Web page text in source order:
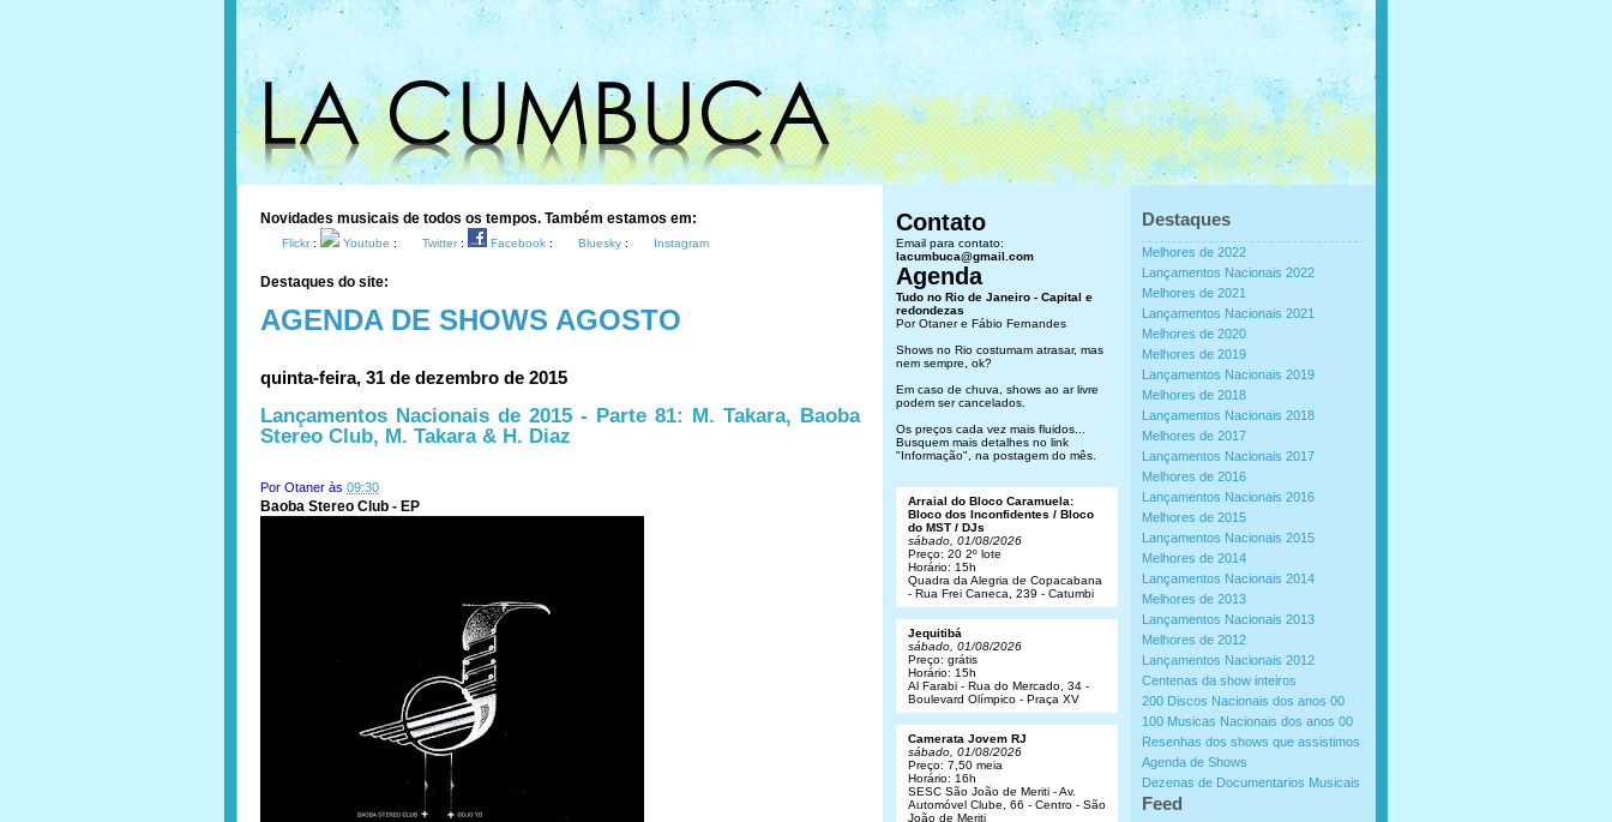
Novidades musicais de todos os tempos. Também estamos em:
Flickr: Youtube : Twitter: Facebook : Bluesky : Instagram
Destaques do site:
AGENDA DE SHOWS AGOSTO
quinta-feira, 31 de dezembro de 2015
Lançamentos Nacionais de 2015 - Parte 81: M. Takara, Baoba
Stereo Club, M. Takara & H. Diaz
Por Otaner às 09:30
Baoba Stereo Club - EP
Destaques
Melhores de 2022
Lançamentos Nacionais 2022
Melhores de 2021
Lançamentos Nacionais 2021
Melhores de 2020
Melhores de 2019
Lançamentos Nacionais 2019
Melhores de 2018
Lançamentos Nacionais 2018
Melhores de 2017
Lançamentos Nacionais 2017
Melhores de 2016
Lançamentos Nacionais 2016
Melhores de 2015
Lançamentos Nacionais 2015
Melhores de 2014
Lançamentos Nacionais 2014
Melhores de 2013
Lançamentos Nacionais 2013
Melhores de 2012
Lançamentos Nacionais 2012
Centenas da show inteiros
200 Discos Nacionais dos anos 00
100 Musicas Nacionais dos anos 00
Resenhas dos shows que assistimos
Agenda de Shows
Dezenas de Documentarios Musicais
Feed
Contato
Email para contato:
lacumbuca@gmail.com
Agenda
Tudo no Rio de Janeiro - Capital e
redondezas
Por Otaner e Fábio Fernandes
Shows no Rio costumam atrasar, mas
nem sempre, ok?
Em caso de chuva, shows ao ar livre
podem ser cancelados.
Os preços cada vez mais fluidos...
Busquem mais detalhes no link
"Informação", na postagem do mês.
Arraial do Bloco Caramuela:
Bloco dos Inconfidentes / Bloco
do MST / DJs
sábado, 01/08/2026
Preço: 20 2º lote
Horário: 15h
Quadra da Alegria de Copacabana
- Rua Frei Caneca, 239 - Catumbi
Jequitibá
sábado, 01/08/2026
Preço: grátis
Horário: 15h
Al Farabi - Rua do Mercado, 34 -
Boulevard Olímpico - Praça XV
Camerata Jovem RJ
sábado, 01/08/2026
Preço: 7,50 meia
Horário: 16h
SESC São João de Meriti - Av.
Automóvel Clube, 66 - Centro - São
João de Meriti